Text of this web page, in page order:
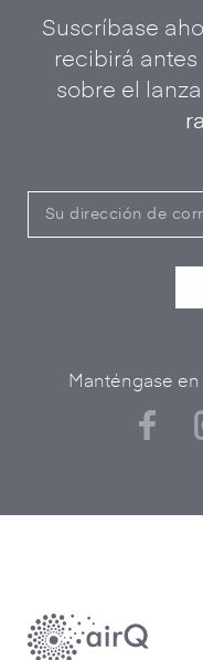
Suscríbase
recibirá
sobre el
Manténgase